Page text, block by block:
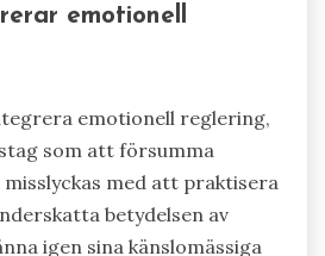
gör det
att känna igen sina
strategier, såsom
motståndskraft. En
öppen
samarbete, vilket kan mildra